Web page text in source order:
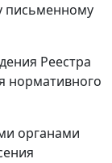
письменному
Реестра
нормативного
органами